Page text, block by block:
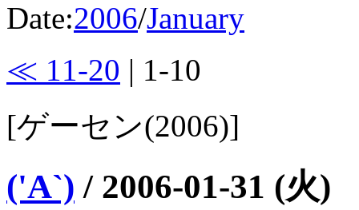
Date:2006/January
≪ 11-20 | 1-10
[ゲーセン(2006)]
('A`) / 2006-01-31 (火)